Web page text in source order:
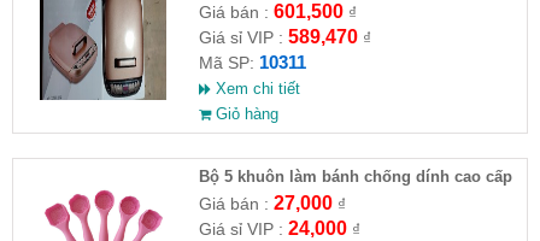
Giá bán : 601,500₫
Giá sỉ VIP : 589,470₫
Mã SP: 10311
Xem chi tiết
Giỏ hàng
Bộ 5 khuôn làm bánh chống dính cao cấp
Giá bán : 27,000₫
Giá sỉ VIP : 24,000₫